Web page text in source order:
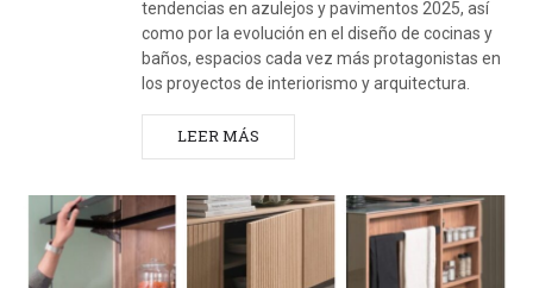
tendencias en azulejos y pavimentos 2025, así
como por la evolución en el diseño de cocinas y
baños, espacios cada vez más protagonistas en
los proyectos de interiorismo y arquitectura.
LEER MÁS